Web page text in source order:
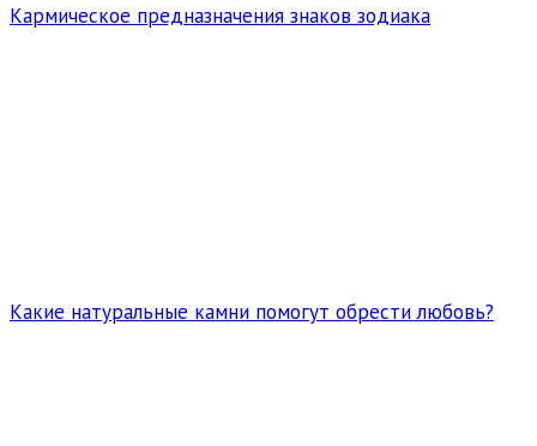
Кармическое предназначения знаков зодиака
Какие натуральные камни помогут обрести любовь?